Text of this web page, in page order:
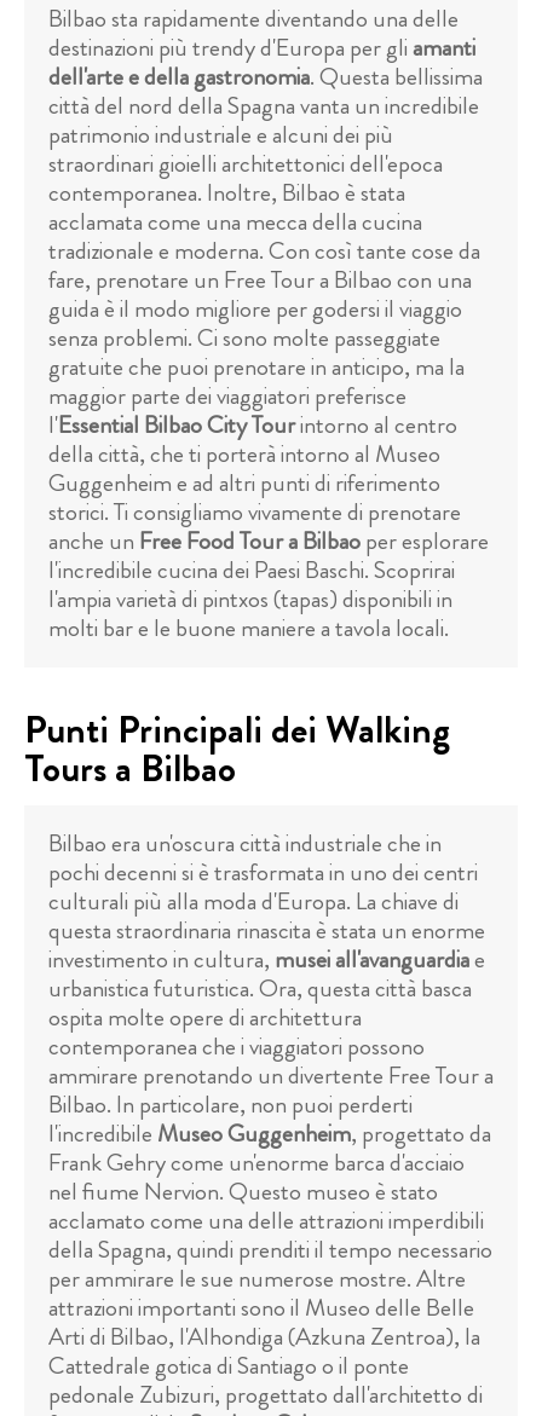
Bilbao sta rapidamente diventando una delle
destinazioni più trendy d'Europa per gliamanti
dell'arte e della gastronomia. Questa bellissima
città del nord della Spagna vanta un incredibile
patrimonio industriale e alcuni dei più
straordinari gioielli architettonici dell'epoca
contemporanea. Inoltre, Bilbao è stata
acclamata come una mecca della cucina
tradizionale e moderna. Con così tante cose da
fare, prenotare un Free Tour a Bilbao con una
guida è il modo migliore per godersi il viaggio
senza problemi. Ci sono molte passeggiate
gratuite che puoi prenotare in anticipo, ma la
maggior parte dei viaggiatori preferisce
l'Essential Bilbao City Tourintorno al centro
della città, che ti porterà intorno al Museo
Guggenheim e ad altri punti di riferimento
storici. Ti consigliamo vivamente di prenotare
anche un Free Food Tour a Bilbaoper esplorare
l'incredibile cucina dei Paesi Baschi. Scoprirai
l'ampia varietà di pintxos (tapas) disponibili in
molti bar e le buone maniere a tavola locali.
Punti Principali dei Walking
Tours a Bilbao
Bilbao era un'oscura città industriale che in
pochi decenni si è trasformata in uno dei centri
culturali più alla moda d'Europa. La chiave di
questa straordinaria rinascita è stata un enorme
investimento in cultura, musei all'avanguardiae
urbanistica futuristica. Ora, questa città basca
ospita molte opere di architettura
contemporanea che i viaggiatori possono
ammirare prenotando un divertente Free Tour a
Bilbao. In particolare, non puoi perderti
l'incredibile Museo Guggenheim, progettato da
Frank Gehry come un'enorme barca d'acciaio
nel fiume Nervion. Questo museo è stato
acclamato come una delle attrazioni imperdibili
della Spagna, quindi prenditi il tempo necessario
per ammirare le sue numerose mostre. Altre
attrazioni importanti sono il Museo delle Belle
Arti di Bilbao, l'Alhondiga (Azkuna Zentroa), la
Cattedrale gotica di Santiago o il ponte
pedonale Zubizuri, progettato dall'architetto di